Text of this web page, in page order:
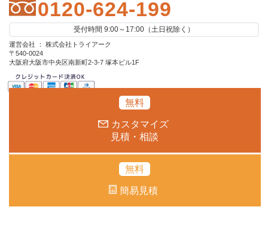
運営会社 ： 株式会社トライアーク
〒540-0024
大阪府大阪市中央区南新町2-3-7 塚本ビル1F
0120-624-199
受付時間 9:00～17:00（土日祝除く）
無料
カスタマイズ
見積・相談
無料
簡易見積